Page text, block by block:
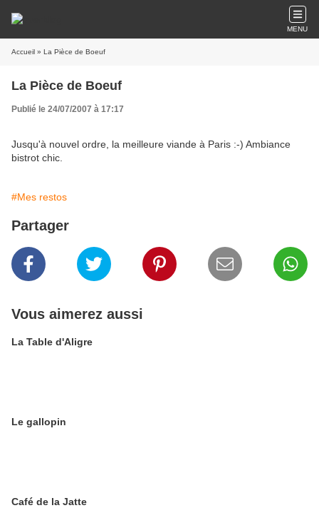
MENU
Accueil » La Pièce de Boeuf
La Pièce de Boeuf
Publié le 24/07/2007 à 17:17
Jusqu'à nouvel ordre, la meilleure viande à Paris :-) Ambiance
bistrot chic.
#Mes restos
Partager
Vous aimerez aussi
La Table d'Aligre
Le gallopin
Café de la Jatte